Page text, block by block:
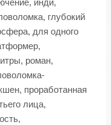
инди,
глубокий
для одного
роман,
проработанная
лица,